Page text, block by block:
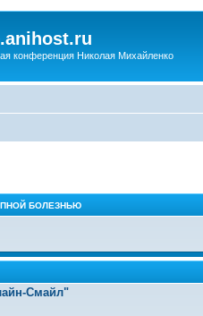
конференция Николая Михайленко
БОЛЕЗНЬЮ
Смайл"